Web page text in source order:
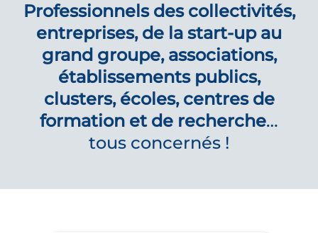
Professionnels des collectivités,
entreprises, de la start-up au
grand groupe, associations,
établissements publics,
clusters, écoles, centres de
formation et de recherche…
tous concernés !